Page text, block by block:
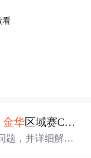
看
金华区域赛C题】
题，并详细解析